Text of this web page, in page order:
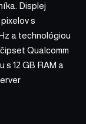
Displej
s
a technológiou
Qualcomm
s 12 GB RAM a